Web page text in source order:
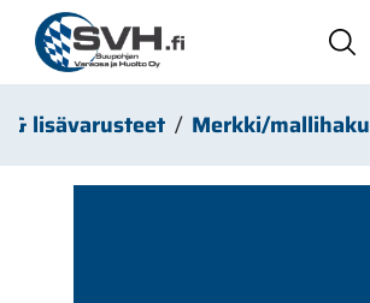
Siirry pääsisältöön
& lisävarusteet Merkki/mallihaku